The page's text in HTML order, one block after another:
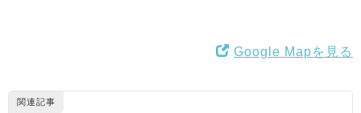
Google Mapを見る